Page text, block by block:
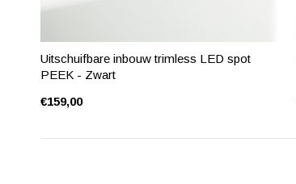
Uitschuifbare inbouw trimless LED spot
PEEK - Zwart
€159,00